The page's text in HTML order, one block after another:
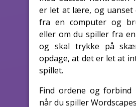
er let at lære, og uanset
fra en computer og
eller om du spiller fra
og skal trykke på
opdage, at det er let at
spillet.
Find ordene og forbind
når du spiller